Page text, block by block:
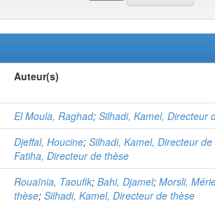
Auteur(s)
El Moula, Raghad; Silhadi, Kamel, Directeur
Djeffal, Houcine; Silhadi, Kamel, Directeur
Fatiha, Directeur de thèse
Rouaïnia, Taoufik; Bahi, Djamel; Morsli,
thèse; Silhadi, Kamel, Directeur de thèse